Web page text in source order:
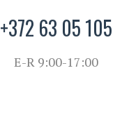
+372 63 05 105
E-R 9:00-17:00